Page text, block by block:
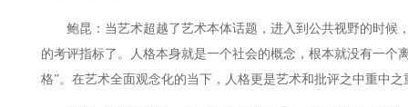
鲍昆：当艺术超越了艺术本体话题，进入到公共视野的时候
的考评指标了。人格本身就是一个社会的概念，根本就没有一个
格”。在艺术全面观念化的当下，人格更是艺术和批评之中重中之